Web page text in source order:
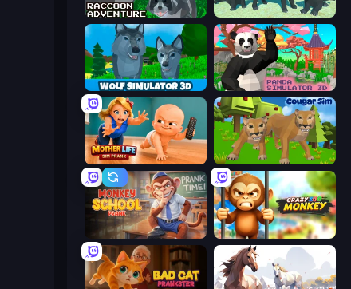
Raccoon Adventure: City Simulator 3D Panther Family Simulator 3D
Wolf Simulator: Wild Animals 3D Panda Simulator 3D
Mother Life Simulator: Prank Cougar Simulator: Big Cats
Monkey School Prank Crazy Zoo Monkey